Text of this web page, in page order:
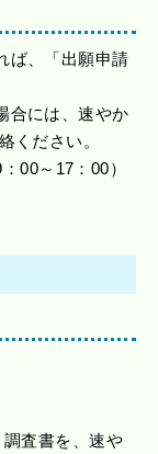
ば、「出願申請
合には、速やか
ください。
00～17：00）
査書を、速や